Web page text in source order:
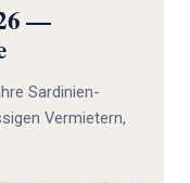
—
Sardinien-
Vermietern,